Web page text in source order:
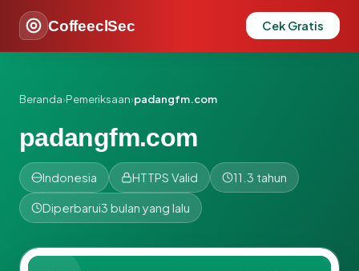
CoffeeclSec Cek Gratis
Beranda›Pemeriksaan›padangfm.com
padangfm.com
Indonesia HTTPS Valid 11.3 tahun
Diperbarui3 bulan yang lalu